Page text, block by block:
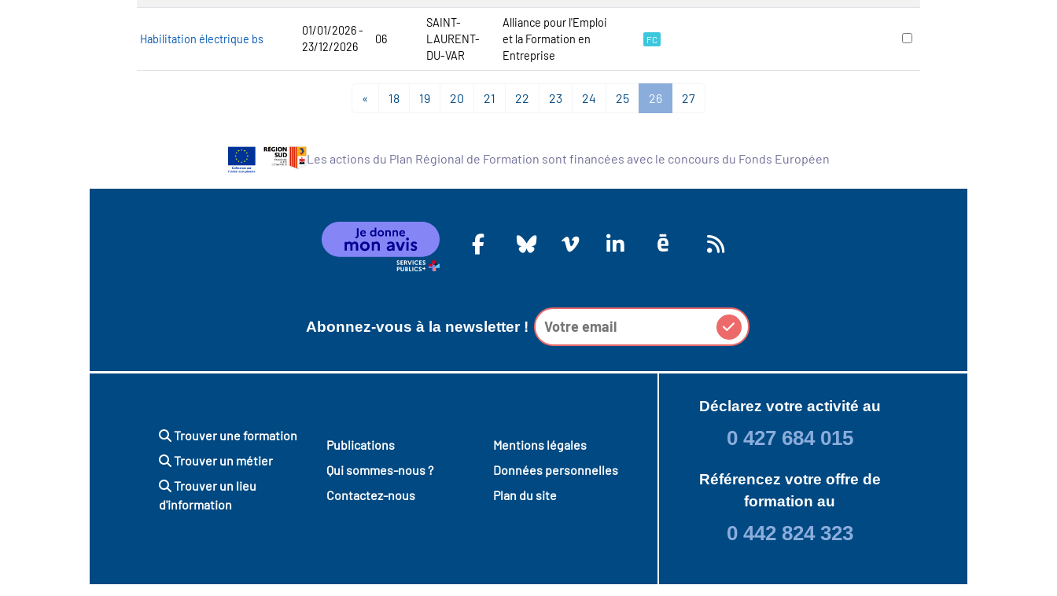
Habilitation électrique bs
01/01/2026 -
23/12/2026
06
SAINT-
LAURENT-
DU-VAR
Alliance pour l'Emploi
et la Formation en
Entreprise
FC
« 18 19 20 21 22 23 24 25 26 27
Les actions du Plan Régional de Formation sont financées avec le concours du Fonds Européen
Abonnez-vous à la newsletter !
Trouver une formation
Trouver un métier
Trouver un lieu
d'information
Publications
Qui sommes-nous ?
Contactez-nous
Mentions légales
Données personnelles
Plan du site
Déclarez votre activité au
0 427 684 015
Référencez votre offre de
formation au
0 442 824 323